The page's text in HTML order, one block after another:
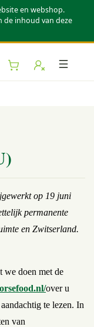
en webshop.
de inhoud van deze
op 19 juni
permanente
en Zwitserland.
we doen met de
over u
te lezen. In
van